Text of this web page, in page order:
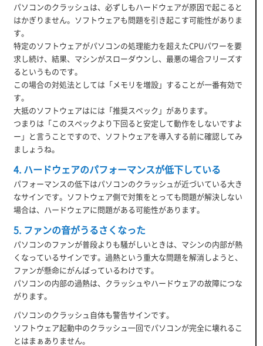
パソコンのクラッシュは、必ずしもハードウェアが原因で起こると
はかぎりません。ソフトウェアも問題を引き起こす可能性がありま
す。
特定のソフトウェアがパソコンの処理能力を超えたCPUパワーを要
求し続け、結果、マシンがスローダウンし、最悪の場合フリーズす
るというものです。
この場合の対処法としては「メモリを増設」することが一番有効で
す。
大抵のソフトウェアはには「推奨スペック」があります。
つまりは「このスペックより下回ると安定して動作をしないですよ
ー」と言うことですので、ソフトウェアを導入する前に確認してみ
ましょうね。
4. ハードウェアのパフォーマンスが低下している
パフォーマンスの低下はパソコンのクラッシュが近づいている大き
なサインです。ソフトウェア側で対策をとっても問題が解決しない
場合は、ハードウェアに問題がある可能性があります。
5. ファンの音がうるさくなった
パソコンのファンが普段よりも騒がしいときは、マシンの内部が熱
くなっているサインです。過熱という重大な問題を解消しようと、
ファンが懸命にがんばっているわけです。
パソコンの内部の過熱は、クラッシュやハードウェアの故障につな
がります。
パソコンのクラッシュ自体も警告サインです。
ソフトウェア起動中のクラッシュ一回でパソコンが完全に壊れるこ
とはまぁありません。